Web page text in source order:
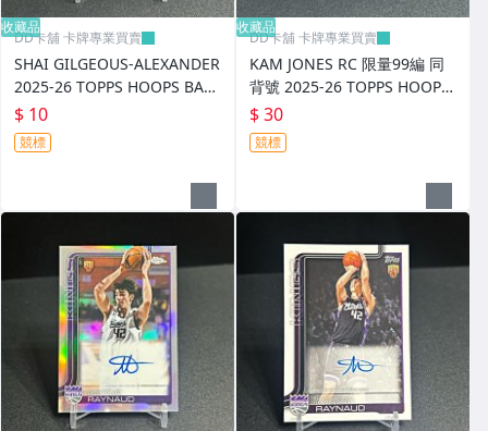
收藏品
DD卡舖 卡牌專業買賣
SHAI GILGEOUS-ALEXANDER
2025-26 TOPPS HOOPS BAS
KETBALL #152
$ 10
競標
收藏品
DD卡舖 卡牌專業買賣
KAM JONES RC 限量99編 同
背號 2025-26 TOPPS HOOPS
BASKETBALL #151
$ 30
競標